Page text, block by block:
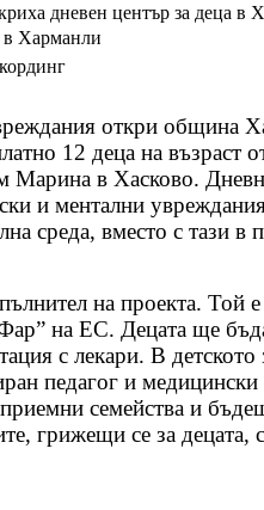
дневен център за деца в
в Харманли
откри
12 деца на възраст
Марина в Хасково.
и ментални
среда, вместо с тази
на проекта. Той
на ЕС. Децата ще
с лекари. В
педагог и
семейства и
грижещи се за